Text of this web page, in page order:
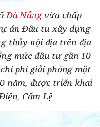
Đà Nẵngvừa chấp
án Đầu tư xây dựng
thủy nội địa trên địa
mức đầu tư gần 10
phí giải phóng mặt
năm, được triển khai
Cẩm Lệ.